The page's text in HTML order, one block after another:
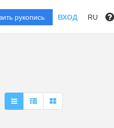
рукопись ВХОД RU